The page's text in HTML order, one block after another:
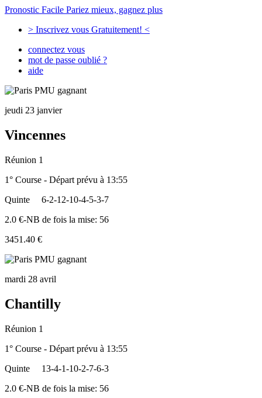
Pronostic Facile Pariez mieux, gagnez plus
> Inscrivez vous Gratuitement! <
connectez vous
mot de passe oublié ?
aide
jeudi 23 janvier
Vincennes
Réunion 1
1° Course - Départ prévu à 13:55
Quinte
6-2-12-10-4-5-3-7
2.0 €-NB de fois la mise: 56
3451.40 €
mardi 28 avril
Chantilly
Réunion 1
1° Course - Départ prévu à 13:55
Quinte
13-4-1-10-2-7-6-3
2.0 €-NB de fois la mise: 56